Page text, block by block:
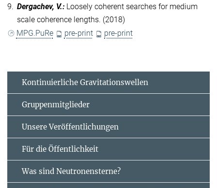
9. Dergachev, V.: Loosely coherent searches for medium
scale coherence lengths. (2018)
MPG.PuRe
pre-print pre-print
Kontinuierliche Gravitationswellen
Gruppenmitglieder
Unsere Veröffentlichungen
Für die Öffentlichkeit
Was sind Neutronensterne?